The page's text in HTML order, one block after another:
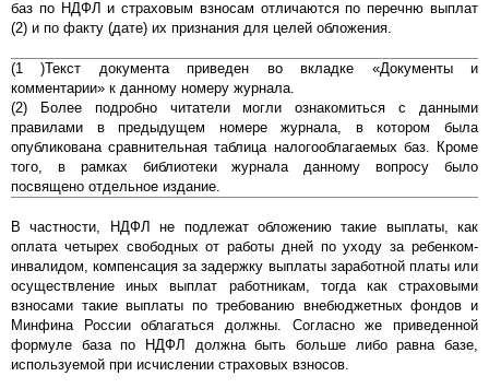
баз по НДФЛ и страховым взносам отличаются по перечню выплат
(2) и по факту (дате) их признания для целей обложения.
(1 )Текст документа приведен во вкладке «Документы и
комментарии» к данному номеру журнала.
(2) Более подробно читатели могли ознакомиться с данными
правилами в предыдущем номере журнала, в котором была
опубликована сравнительная таблица налогооблагаемых баз. Кроме
того, в рамках библиотеки журнала данному вопросу было
посвящено отдельное издание.
В частности, НДФЛ не подлежат обложению такие выплаты, как
оплата четырех свободных от работы дней по уходу за ребенком-
инвалидом, компенсация за задержку выплаты заработной платы или
осуществление иных выплат работникам, тогда как страховыми
взносами такие выплаты по требованию внебюджетных фондов и
Минфина России облагаться должны. Согласно же приведенной
формуле база по НДФЛ должна быть больше либо равна базе,
используемой при исчислении страховых взносов.